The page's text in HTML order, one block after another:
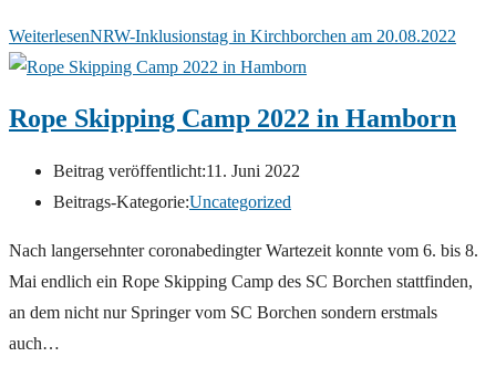
WeiterlesenNRW-Inklusionstag in Kirchborchen am 20.08.2022
Rope Skipping Camp 2022 in Hamborn
Beitrag veröffentlicht:11. Juni 2022
Beitrags-Kategorie:Uncategorized
Nach langersehnter coronabedingter Wartezeit konnte vom 6. bis 8.
Mai endlich ein Rope Skipping Camp des SC Borchen stattfinden,
an dem nicht nur Springer vom SC Borchen sondern erstmals
auch…